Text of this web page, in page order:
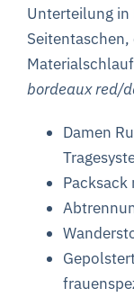
Unterteilung in
bordeaux red/
Damen
Packsack